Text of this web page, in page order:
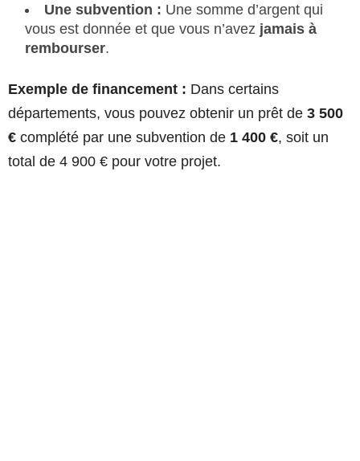
Une subvention : Une somme d’argent qui
vous est donnée et que vous n’avez jamais à
rembourser.
Exemple de financement : Dans certains
départements, vous pouvez obtenir un prêt de 3 500
€ complété par une subvention de 1 400 €, soit un
total de 4 900 € pour votre projet.